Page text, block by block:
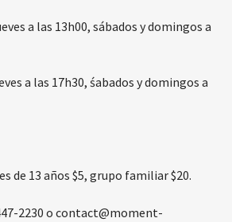
a las 13h00, sábados y domingos a
a las 17h30, śabados y domingos a
de 13 años $5, grupo familiar $20.
2230 o contact@moment-